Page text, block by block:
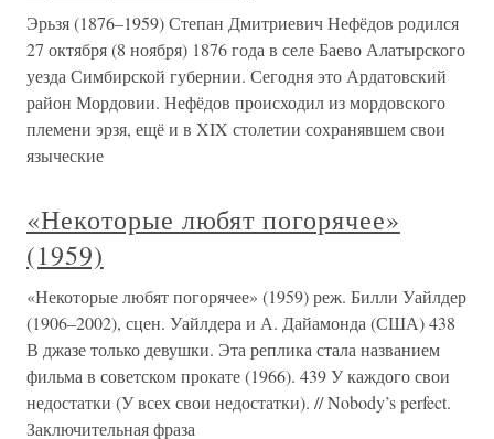
Эрьзя (1876–1959) Степан Дмитриевич Нефёдов родился
27 октября (8 ноября) 1876 года в селе Баево Алатырского
уезда Симбирской губернии. Сегодня это Ардатовский
район Мордовии. Нефёдов происходил из мордовского
племени эрзя, ещё и в XIX столетии сохранявшем свои
языческие
«Некоторые любят погорячее»
(1959)
«Некоторые любят погорячее» (1959) реж. Билли Уайлдер
(1906–2002), сцен. Уайлдера и А. Дайамонда (США) 438
В джазе только девушки. Эта реплика стала названием
фильма в советском прокате (1966). 439 У каждого свои
недостатки (У всех свои недостатки). // Nobody’s perfect.
Заключительная фраза